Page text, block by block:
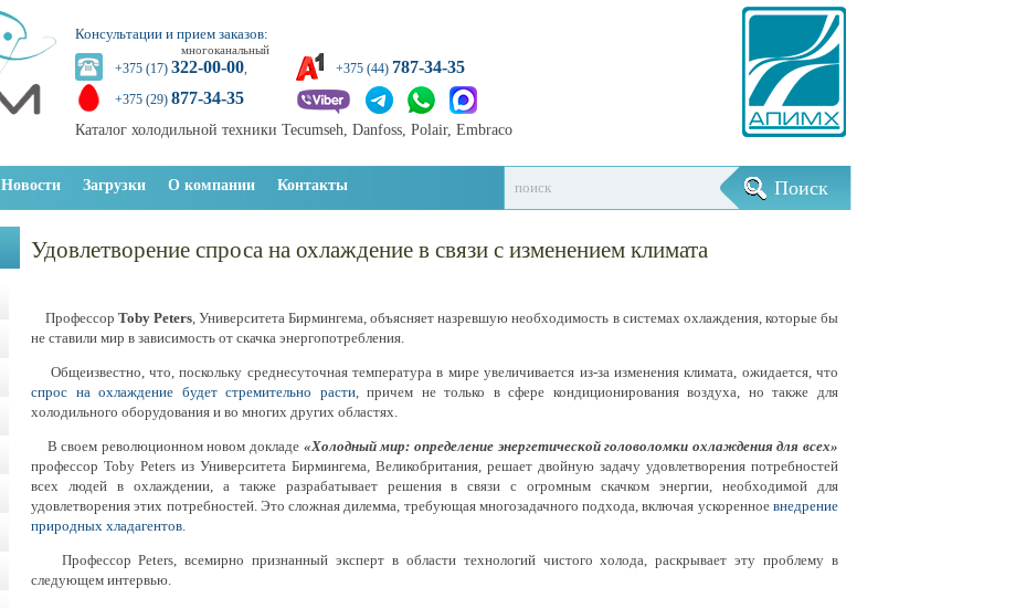
Консультации и прием заказов:
многоканальный
+375 (17) 322-00-00,
+375 (29) 877-34-35
+375 (44) 787-34-35
Каталог холодильной техники Tecumseh, Danfoss, Polair, Embraco
Новости Загрузки О компании Контакты
Удовлетворение спроса на охлаждение в связи с изменением климата
Профессор Toby Peters, Университета Бирмингема, объясняет назревшую необходимость в системах охлаждения, которые бы
не ставили мир в зависимость от скачка энергопотребления.
Общеизвестно, что, поскольку среднесуточная температура в мире увеличивается из-за изменения климата, ожидается, что
спрос на охлаждение будет стремительно расти, причем не только в сфере кондиционирования воздуха, но также для
холодильного оборудования и во многих других областях.
В своем революционном новом докладе «Холодный мир: определение энергетической головоломки охлаждения для всех»
профессор Toby Peters из Университета Бирмингема, Великобритания, решает двойную задачу удовлетворения потребностей
всех людей в охлаждении, а также разрабатывает решения в связи с огромным скачком энергии, необходимой для
удовлетворения этих потребностей. Это сложная дилемма, требующая многозадачного подхода, включая ускоренное внедрение
природных хладагентов.
Профессор Peters, всемирно признанный эксперт в области технологий чистого холода, раскрывает эту проблему в
следующем интервью.